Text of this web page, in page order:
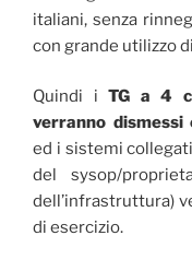
italiani, senza
con grande utilizzo
Quindi i TG a 4
verranno
ed i sistemi
del sysop/
dell’infrastruttura)
di esercizio.